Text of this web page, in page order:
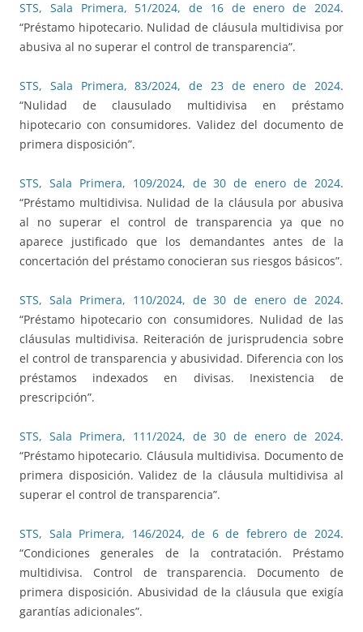
STS, Sala Primera, 51/2024, de 16 de enero de 2024.
“Préstamo hipotecario. Nulidad de cláusula multidivisa por
abusiva al no superar el control de transparencia”.
STS, Sala Primera, 83/2024, de 23 de enero de 2024.
“Nulidad de clausulado multidivisa en préstamo
hipotecario con consumidores. Validez del documento de
primera disposición”.
STS, Sala Primera, 109/2024, de 30 de enero de 2024.
“Préstamo multidivisa. Nulidad de la cláusula por abusiva
al no superar el control de transparencia ya que no
aparece justificado que los demandantes antes de la
concertación del préstamo conocieran sus riesgos básicos”.
STS, Sala Primera, 110/2024, de 30 de enero de 2024.
“Préstamo hipotecario con consumidores. Nulidad de las
cláusulas multidivisa. Reiteración de jurisprudencia sobre
el control de transparencia y abusividad. Diferencia con los
préstamos indexados en divisas. Inexistencia de
prescripción”.
STS, Sala Primera, 111/2024, de 30 de enero de 2024.
“Préstamo hipotecario. Cláusula multidivisa. Documento de
primera disposición. Validez de la cláusula multidivisa al
superar el control de transparencia”.
STS, Sala Primera, 146/2024, de 6 de febrero de 2024.
“Condiciones generales de la contratación. Préstamo
multidivisa. Control de transparencia. Documento de
primera disposición. Abusividad de la cláusula que exigía
garantías adicionales”.